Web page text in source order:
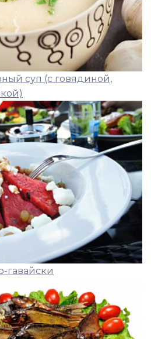
суп (с говядиной,
гавайски